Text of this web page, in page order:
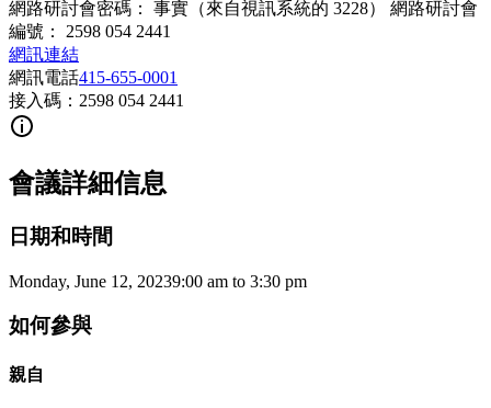
網路研討會密碼： 事實（來自視訊系統的 3228） 網路研討會
編號： 2598 054 2441
網訊連結
網訊電話415-655-0001
接入碼：2598 054 2441
會議詳細信息
日期和時間
Monday, June 12, 20239:00 am to 3:30 pm
如何參與
親自